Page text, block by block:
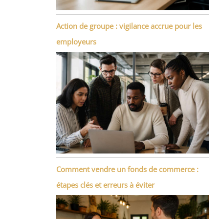
Action de groupe : vigilance accrue pour les
employeurs
Comment vendre un fonds de commerce :
étapes clés et erreurs à éviter